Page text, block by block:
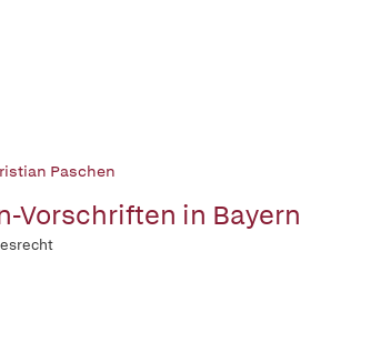
Paschen
Vorschriften in Bayern